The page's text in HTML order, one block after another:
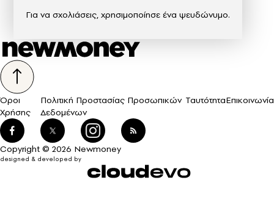
Για να σχολιάσεις, χρησιμοποίησε ένα ψευδώνυμο.
Όροι
Χρήσης
Πολιτική Προστασίας Προσωπικών
Δεδομένων
ΤαυτότηταΕπικοινωνία
Copyright © 2026 Newmoney
designed & developed by